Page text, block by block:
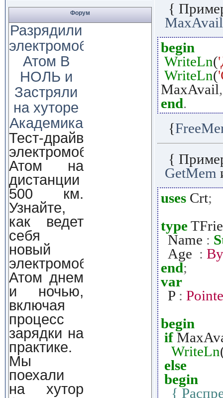
Форум
Разрядили
электромобиль
Атом В
НОЛЬ и
Застряли
на хуторе
Академика
Тест-драйв
электромобиля
Атом на
дистанции
500 км.
Узнайте,
как ведет
себя
новый
электромобиль
Атом днем
и ночью,
включая
процесс
зарядки на
практике.
Мы
поехали
на хутор
{
MaxAvail
begin
WriteLn(
WriteLn(
MaxAvail,
end.
{
{
GetMem
usesCrt;
type
Name :
Age :
end;
var
P :
begin
if
WriteLn
else
begin
{